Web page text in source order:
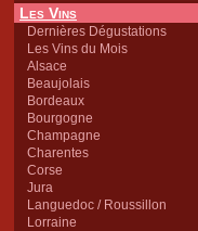
Les Vins
Dernières Dégustations
Les Vins du Mois
Alsace
Beaujolais
Bordeaux
Bourgogne
Champagne
Charentes
Corse
Jura
Languedoc / Roussillon
Lorraine